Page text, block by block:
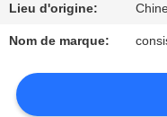
CONTRÔLE
DE
QUALITÉ
Lieu d'origine:
Nom de marque: